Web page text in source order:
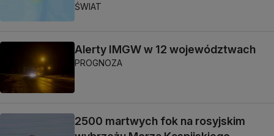
ŚWIAT
Alerty IMGW w 12 województwach
PROGNOZA
2500 martwych fok na rosyjskim